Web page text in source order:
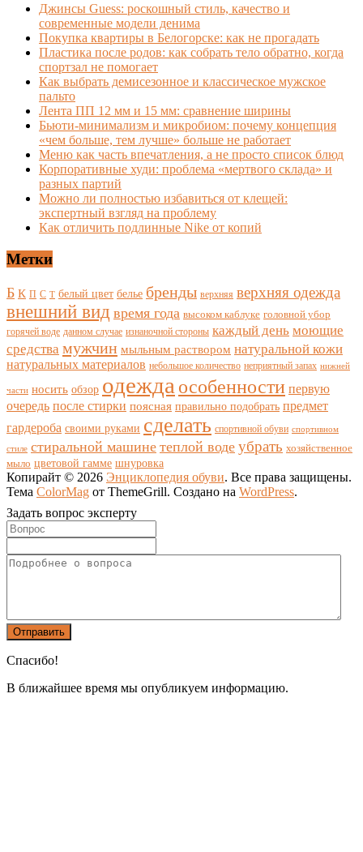
Джинсы Guess: роскошный стиль, качество и
современные модели денима
Покупка квартиры в Белогорске: как не прогадать
Пластика после родов: как собрать тело обратно, когда
спортзал не помогает
Как выбрать демисезонное и классическое мужское
пальто
Лента ПП 12 мм и 15 мм: сравнение ширины
Бьюти-минимализм и микробиом: почему концепция
«чем больше, тем лучше» больше не работает
Меню как часть впечатления, а не просто список блюд
Корпоративные худи: проблема «мертвого склада» и
разных партий
Можно ли полностью избавиться от клещей:
экспертный взгляд на проблему
Как отличить подлинные Nike от копий
Метки
Б К П С Т белый цвет белье бренды верхняя верхняя одежда
внешний вид время года высоком каблуке головной убор
горячей воде данном случае изнаночной стороны каждый день моющие
средства мужчин мыльным раствором натуральной кожи
натуральных материалов небольшое количество неприятный запах нижней
части носить обзор одежда особенности первую
очередь после стирки поясная правильно подобрать предмет
гардероба своими руками сделать спортивной обуви спортивном
стиле стиральной машине теплой воде убрать хозяйственное
мыло цветовой гамме шнуровка
Копирайт © 2026 Энциклопедия обуви. Все права защищены.
Тема ColorMag от ThemeGrill. Создано на WordPress.
Задать вопрос эксперту
Спасибо!
В ближайшее время мы опубликуем информацию.